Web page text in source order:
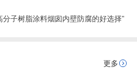
分子树脂涂料烟囱内壁防腐的好选择"
更多